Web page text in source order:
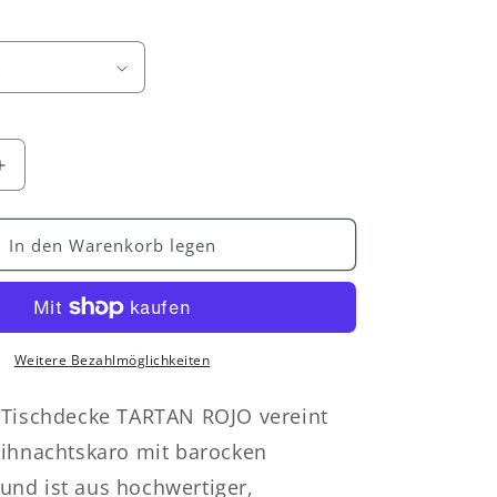
Erhöhe
für
Tischdecke
Baumwolle
Fleckenschutz
DUMAS
Weihnachten
In den Warenkorb legen
Weitere Bezahlmöglichkeiten
TARTAN ROJO vereint
mit barocken
ist aus hochwertiger,